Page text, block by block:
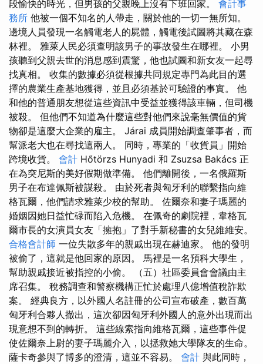
段愉快的時光，但男孩的父親晚上沒有下班回家。 會計事
務所 他被一個不知名的人帶走，關於他的一切一無所知。
邊境人員發現一名觸電老人的屍體，觸電後試圖將其藏在森
林裡。 雅萊人民必須查明該男子的事故發生在哪裡。 小男
孩聽到父親去世的消息感到震驚，他也試圖和新女友一起尋
找真相。 收集的數據必須從根據共同規定專門為此目的選
擇的農業生產基地獲得，並且必須基於可驗證的事實。 他
和他的普通朋友想從這些資訊中受益並獲得該車輛，但司機
被殺。 但他們不知道為什麼這些對他們來說毫無價值的貨
物卻是這麼大企業的雇主。 Járai 成員開始調查肇事者，而
幫派老大也在尋找這兩人。 同時，專業的「收貨員」開始
跨境收貨。 會計 Hőtörzs Hunyadi 和 Zsuzsa Bakács 正
在為突尼斯的美好假期做準備。 他們離開後，一名俄羅斯
男子在布達佩斯被謀殺。 由於死者與匈牙利的聯繫指向維
格瓦爾，他們請求雅萊少校的幫助。 佐爾奈和妻子瑪麗的
婚姻因她日益忙碌而陷入危機。 在佩奇的劇院裡，韋格瓦
爾市長的女演員女友「擁抱」了對手新秘書的女兒維維安。
合格會計師 一位失散多年的親戚出現在赫迪家。 他的發明
被偷了，這就是他回家的原因。 馬裡是一名預科大學生，
幫助親戚接近被指控的小偷。 （五）社區委員會會議由主
席召集。 稅務調查和警察機構正忙於處理八億增值稅詐欺
案。 經典良方，以外國人名註冊的公司宣布破產，數百萬
匈牙利合夥人撤出，這次卻因匈牙利外國人的意外出現而出
現意想不到的轉折。 這些線索指向維格瓦爾，這些事件促
使佐爾奈上尉的妻子瑪麗介入，以拯救她大學隊友的生命。
薩卡奇參與了博多的澄清，這並不容易。 會計 與此同時，